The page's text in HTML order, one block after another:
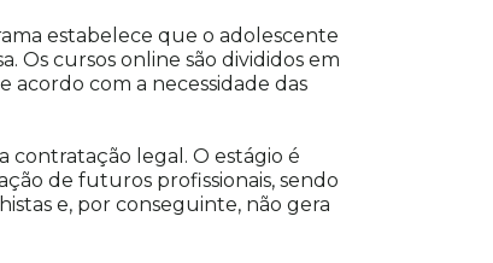
estabelece que o adolescente
Os cursos online são divididos em
acordo com a necessidade das
contratação legal. O estágio é
de futuros profissionais, sendo
e, por conseguinte, não gera